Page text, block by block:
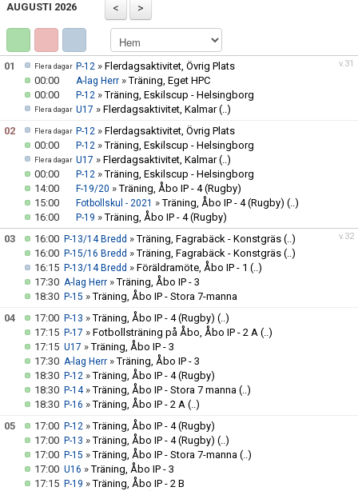
MATCHER
MEDLEM
DOKUMENT
FÖLJ OSS PÅ FACEBOOK
AUGUSTI 2026
v.31
01 Flera dagar P-12 » Flerdagsaktivitet, Övrig Plats
00:00
A-lag Herr »Träning, Eget HPC
00:00
P-12 »Träning, Eskilscup - Helsingborg
Flera dagar U17 » Flerdagsaktivitet, Kalmar (..)
02
Flera dagar P-12 » Flerdagsaktivitet, Övrig Plats
00:00
P-12 »Träning, Eskilscup - Helsingborg
Flera dagar U17 » Flerdagsaktivitet, Kalmar (..)
00:00
P-12 »Träning, Eskilscup - Helsingborg
14:00
F-19/20 »Träning, Åbo IP - 4 (Rugby)
15:00
Fotbollskul - 2021 »Träning, Åbo IP - 4 (Rugby) (..)
16:00
P-19 »Träning, Åbo IP - 4 (Rugby)
v.32
03 16:00 P-13/14 Bredd »Träning, Fagrabäck - Konstgräs (..)
16:00 P-15/16 Bredd »Träning, Fagrabäck - Konstgräs (..)
16:15 P-13/14 Bredd » Föräldramöte, Åbo IP - 1 (..)
17:30 A-lag Herr »Träning, Åbo IP - 3
18:30 P-15 »Träning, Åbo IP - Stora 7-manna
04
17:00 P-13 »Träning, Åbo IP - 4 (Rugby) (..)
17:15 P-17 » Fotbollsträning på Åbo, Åbo IP - 2 A (..)
17:15 U17 »Träning, Åbo IP - 3
17:30 A-lag Herr »Träning, Åbo IP - 3
18:30 P-12 »Träning, Åbo IP - 4 (Rugby)
18:30 P-14»Träning, Åbo IP - Stora 7 manna (..)
18:30 P-16 »Träning, Åbo IP - 2 A (..)
05
17:00 P-12 »Träning, Åbo IP - 4 (Rugby)
17:00 P-13 »Träning, Åbo IP - 4 (Rugby) (..)
17:00 P-15 »Träning, Åbo IP - Stora 7-manna (..)
17:00 U16 »Träning, Åbo IP - 3
17:15 P-19 »Träning, Åbo IP - 2 B